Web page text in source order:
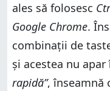
ales să folosesc
Google Chrome.
combinații de
și acestea nu
rapidă”, înseamnă